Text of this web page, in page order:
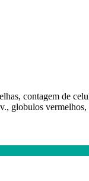
contagem de
globulos